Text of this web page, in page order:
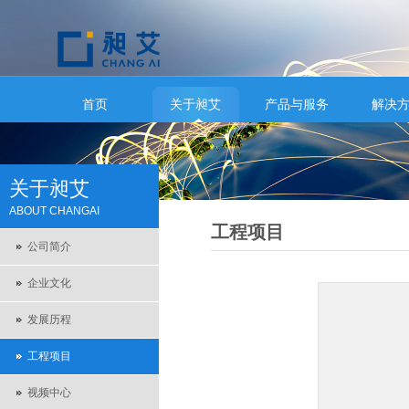
首页 关于昶艾 产品与服务 解决
关于昶艾
ABOUT CHANGAI
公司简介
企业文化
发展历程
工程项目
视频中心
工程项目